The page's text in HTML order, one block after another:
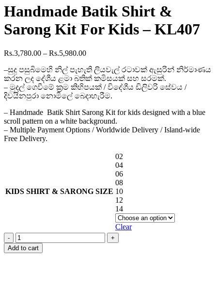
Rs.4,980.00
through
Rs.6,380.00
Handmade Batik Shirt &
Sarong Kit For Kids – KL407
Rs.3,780.00 – Rs.5,980.00Price
Rs.3,780.00
through
Rs.5,980.00
–සුදු පසුබිමෙහි නිල් පැහැති ලියවැල් රටාවක් ඇසුරින් නිර්මාණය
කරන ලද දේශීය ළමා බතික් කමිසයක් සහ සරමක්.
– මුදල් ගෙවීමේ ක්‍රම කිහිපයක් / විදේශීය ඩිලිවරි සේවය /
දිවයිනපුරා නොමිලේ බෙදාහැරීම.
– Handmade Batik Shirt Sarong Kit for kids designed with a blue
scroll pattern on a white background.
– Multiple Payment Options / Worldwide Delivery / Island-wide
Free Delivery.
KIDS SHIRT & SARONG SIZE
02
04
06
08
10
12
14
Clear
Handmade
Batik
Shirt
Add to cart